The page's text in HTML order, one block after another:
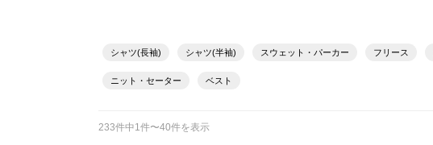
シャツ(長袖) シャツ(半袖) スウェット・パーカー フリース
ニット・セーター ベスト
233件中1件〜40件を表示